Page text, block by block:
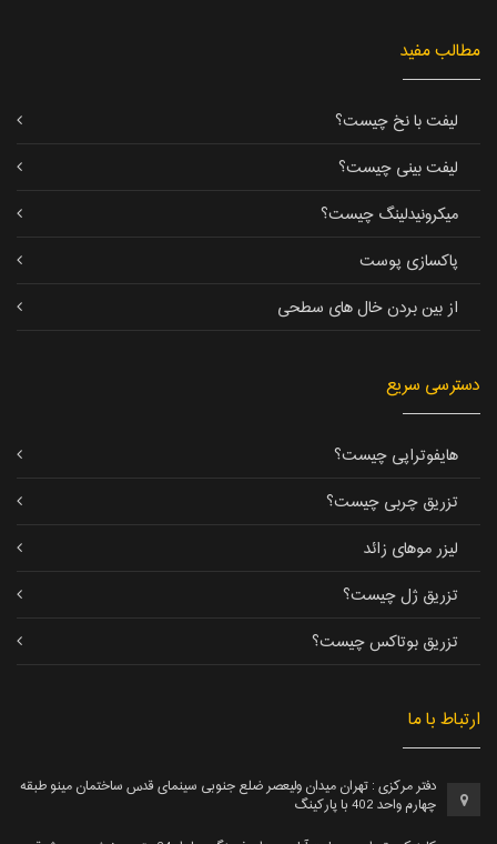
مطالب مفید
لیفت با نخ چیست؟
لیفت بینی چیست؟
میکرونیدلینگ چیست؟
پاکسازی پوست
از بین بردن خال های سطحی
دسترسی سریع
هایفوتراپی چیست؟
تزریق چربی چیست؟
لیزر موهای زائد
تزریق ژل چیست؟
تزریق بوتاکس چیست؟
ارتباط با ما
دفتر مرکزی : تهران میدان ولیعصر ضلع جنوبی سينمای قدس ساختمان مینو طبقه
چهارم واحد 402 با پارکینگ